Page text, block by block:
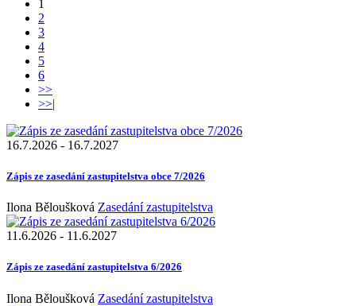
1
2
3
4
5
6
>>
>>|
16.7.2026 - 16.7.2027
Zápis ze zasedání zastupitelstva obce 7/2026
Ilona Běloušková Zasedání zastupitelstva
11.6.2026 - 11.6.2027
Zápis ze zasedání zastupitelstva 6/2026
Ilona Běloušková Zasedání zastupitelstva